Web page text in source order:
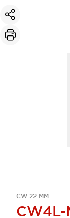
CW 22 MM
CW4L-